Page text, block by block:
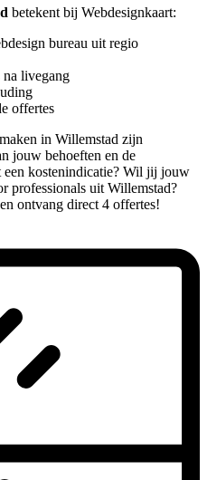
betekent bij Webdesignkaart:
bureau uit regio
livegang
offertes
in Willemstad zijn
jouw behoeften en de
kostenindicatie? Wil jij jouw
professionals uit Willemstad?
en ontvang direct 4 offertes!